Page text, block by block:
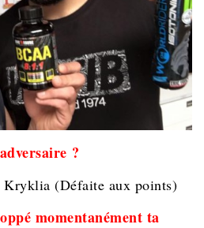
?
Kryklia (Défaite aux points)
momentanément ta